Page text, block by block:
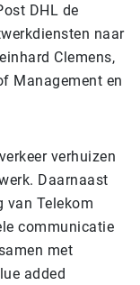
DHL de
naar
Clemens,
Management en
verhuizen
Daarnaast
van Telekom
communicatie
met
added